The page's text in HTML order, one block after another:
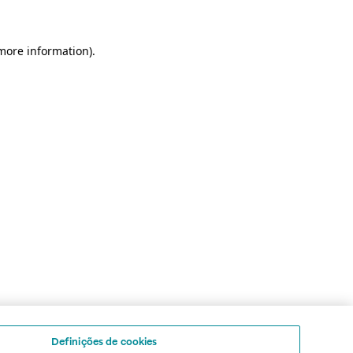
information).
Definições de cookies